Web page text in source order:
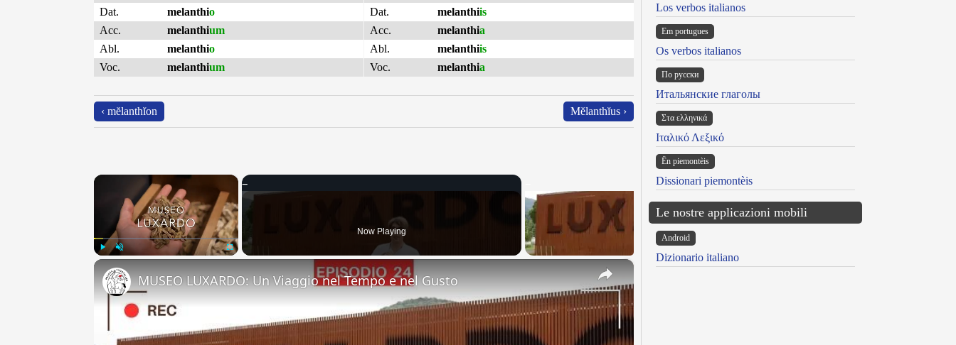
Dat.
melanthio
Acc.
melanthium
Abl.
melanthio
Voc.
melanthium
Dat.
melanthiis
Acc.
melanthia
Abl.
melanthiis
Voc.
melanthia
‹ mĕlanthĭon Mĕlanthĭus ›
×
Now Playing
×
MUSEO LUXARDO: Un Viaggio nel Tempo e nel Gusto
Los verbos italianos
Em portugues
Os verbos italianos
По русски
Итальянские глаголы
Στα ελληνικά
Ιταλικό Λεξικό
Ën piemontèis
Dissionari piemontèis
Le nostre applicazioni mobili
Android
Dizionario italiano